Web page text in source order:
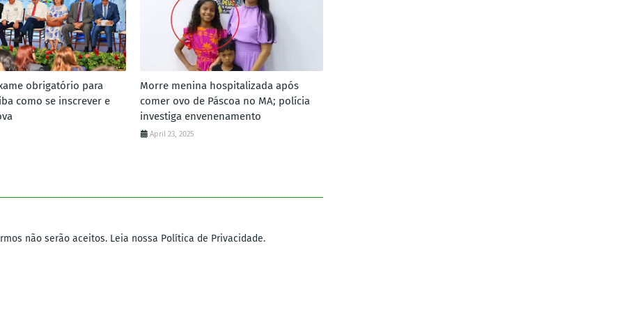
obrigatório para
como se inscrever e
Morre menina hospitalizada após
comer ovo de Páscoa no MA; polícia
investiga envenenamento
April 23, 2025
não serão aceitos. Leia nossa Política de Privacidade.